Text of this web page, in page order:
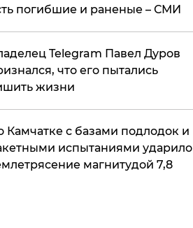
погибшие и раненые – СМИ
Telegram Павел Дуров
что его пытались
жизни
Камчатке с базами подлодок и
испытаниями ударило
магнитудой 7,8